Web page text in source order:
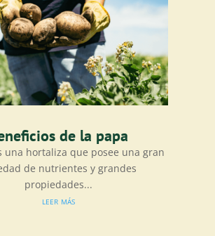
de la papa
una hortaliza que posee una gran
de nutrientes y grandes
propiedades...
leer más